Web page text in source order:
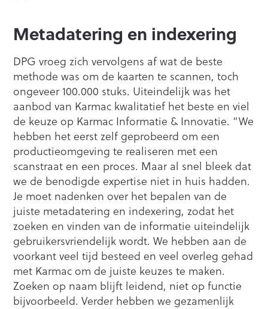
Metadatering en indexering
DPG vroeg zich vervolgens af wat de beste
methode was om de kaarten te scannen, toch
ongeveer 100.000 stuks. Uiteindelijk was het
aanbod van Karmac kwalitatief het beste en viel
de keuze op Karmac Informatie & Innovatie. “We
hebben het eerst zelf geprobeerd om een
productieomgeving te realiseren met een
scanstraat en een proces. Maar al snel bleek dat
we de benodigde expertise niet in huis hadden.
Je moet nadenken over het bepalen van de
juiste metadatering en indexering, zodat het
zoeken en vinden van de informatie uiteindelijk
gebruikersvriendelijk wordt. We hebben aan de
voorkant veel tijd besteed en veel overleg gehad
met Karmac om de juiste keuzes te maken.
Zoeken op naam blijft leidend, niet op functie
bijvoorbeeld. Verder hebben we gezamenlijk